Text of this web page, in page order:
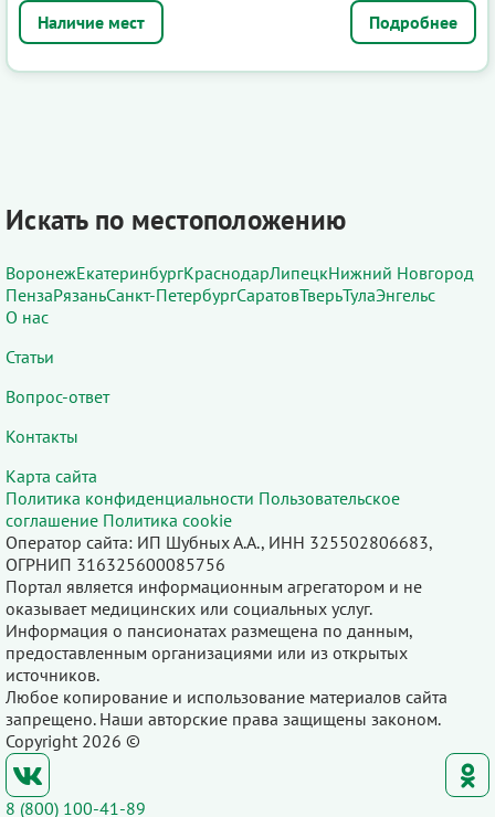
Подробнее
Искать по местоположению
ВоронежЕкатеринбургКраснодарЛипецкНижний Новгород
ПензаРязаньСанкт-ПетербургСаратовТверьТулаЭнгельс
О нас
Статьи
Вопрос-ответ
Контакты
Карта сайта
Политика конфиденциальности Пользовательское
соглашение Политика cookie
Оператор сайта: ИП Шубных А.А., ИНН 325502806683,
ОГРНИП 316325600085756
Портал является информационным агрегатором и не
оказывает медицинских или социальных услуг.
Информация о пансионатах размещена по данным,
предоставленным организациями или из открытых
источников.
Любое копирование и использование материалов сайта
запрещено. Наши авторские права защищены законом.
Copyright 2026 ©
8 (800) 100-41-89